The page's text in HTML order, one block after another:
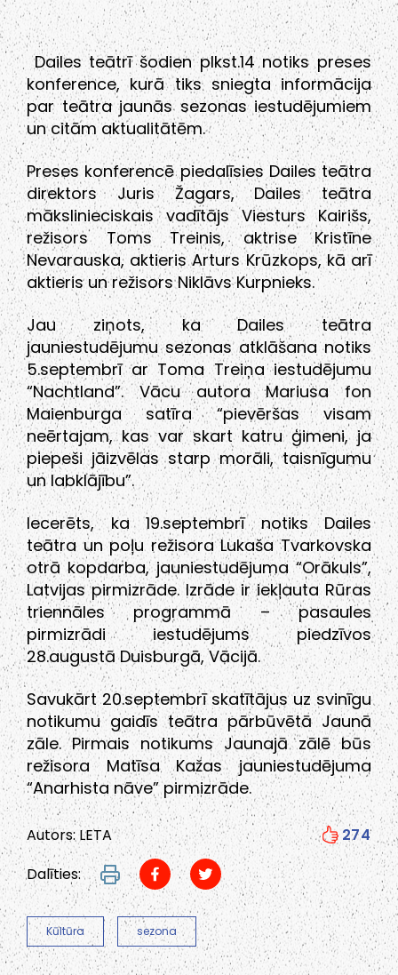
Dailes teātrī šodien plkst.14 notiks preses
konference, kurā tiks sniegta informācija
par teātra jaunās sezonas iestudējumiem
un citām aktualitātēm.
Preses konferencē piedalīsies Dailes teātra
direktors Juris Žagars, Dailes teātra
mākslinieciskais vadītājs Viesturs Kairišs,
režisors Toms Treinis, aktrise Kristīne
Nevarauska, aktieris Arturs Krūzkops, kā arī
aktieris un režisors Niklāvs Kurpnieks.
Jau ziņots, ka Dailes teātra
jauniestudējumu sezonas atklāšana notiks
5.septembrī ar Toma Treiņa iestudējumu
“Nachtland”. Vācu autora Mariusa fon
Maienburga satīra “pievēršas visam
neērtajam, kas var skart katru ģimeni, ja
piepeši jāizvēlas starp morāli, taisnīgumu
un labklājību”.
Iecerēts, ka 19.septembrī notiks Dailes
teātra un poļu režisora Lukaša Tvarkovska
otrā kopdarba, jauniestudējuma “Orākuls”,
Latvijas pirmizrāde. Izrāde ir iekļauta Rūras
triennāles programmā – pasaules
pirmizrādi iestudējums piedzīvos
28.augustā Duisburgā, Vācijā.
Savukārt 20.septembrī skatītājus uz svinīgu
notikumu gaidīs teātra pārbūvētā Jaunā
zāle. Pirmais notikums Jaunajā zālē būs
režisora Matīsa Kažas jauniestudējuma
“Anarhista nāve” pirmizrāde.
Autors: LETA
274
Dalīties:
Kūltūra sezona